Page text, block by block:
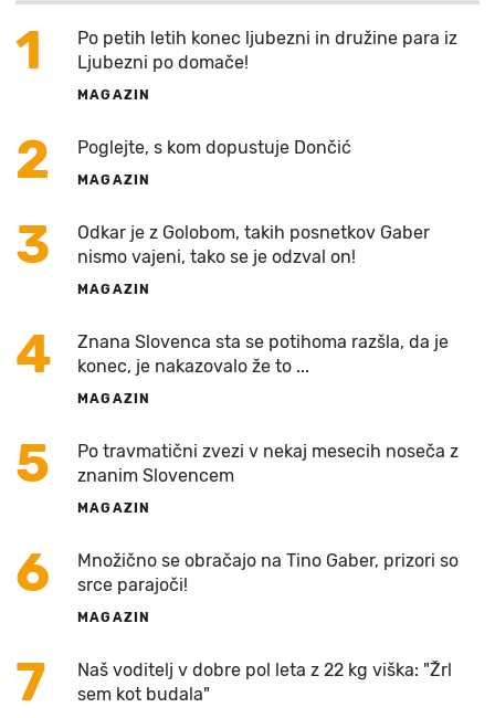
1
Po petih letih konec ljubezni in družine para iz
Ljubezni po domače!
MAGAZIN
2 Poglejte, s kom dopustuje Dončić
MAGAZIN
3
Odkar je z Golobom, takih posnetkov Gaber
nismo vajeni, tako se je odzval on!
MAGAZIN
4
Znana Slovenca sta se potihoma razšla, da je
konec, je nakazovalo že to ...
MAGAZIN
5
Po travmatični zvezi v nekaj mesecih noseča z
znanim Slovencem
MAGAZIN
6
Množično se obračajo na Tino Gaber, prizori so
srce parajoči!
MAGAZIN
7
Naš voditelj v dobre pol leta z 22 kg viška: "Žrl
sem kot budala"